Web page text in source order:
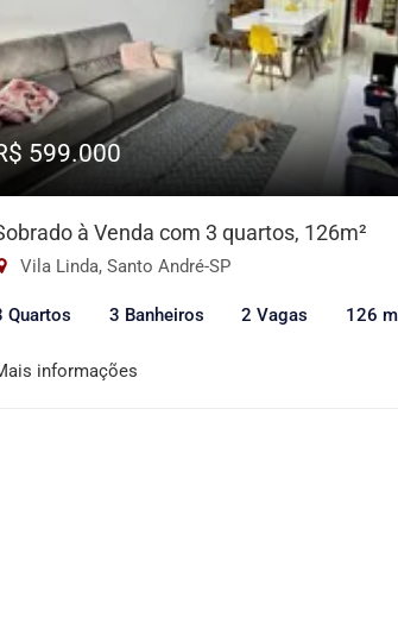
599.000
à Venda com 3 quartos, 126m²
Vila Linda, Santo André-SP
Quartos 3 Banheiros 2 Vagas 126
informações